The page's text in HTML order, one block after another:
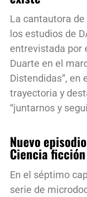
La cantautora
los estudios de
entrevistada por
Duarte en el
Distendidas”, en
trayectoria y
“juntarnos y
Nuevo
Ciencia
En el séptimo
serie de